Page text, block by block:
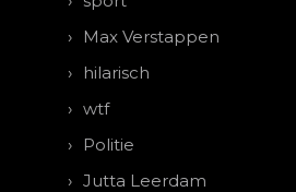
Max Verstappen
hilarisch
wtf
Politie
Jutta Leerdam